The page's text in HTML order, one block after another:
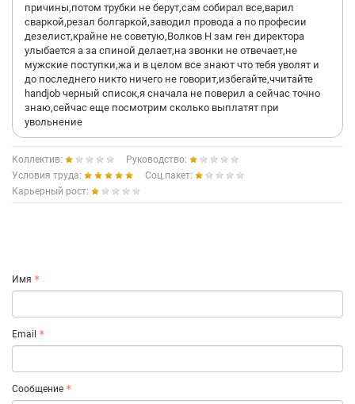
причины,потом трубки не берут,сам собирал все,варил
сваркой,резал болгаркой,заводил провода а по професии
дезелист,крайне не советую,Волков Н зам ген директора
улыбается а за спиной делает,на звонки не отвечает,не
мужские поступки,жа и в целом все знают что тебя уволят и
до последнего никто ничего не говорит,избегайте,ччитайте
handjob черный список,я сначала не поверил а сейчас точно
знаю,сейчас еще посмотрим сколько выплатят при
увольнение
Коллектив:
Руководство:
Условия труда:
Соц.пакет:
Карьерный рост:
Имя
Email
Сообщение